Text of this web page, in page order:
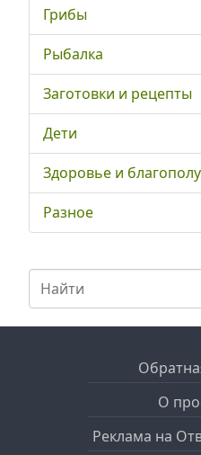
Грибы
Рыбалка
Заготовки и рецепты
Дети
Здоровье и
Разное
О
Реклама на